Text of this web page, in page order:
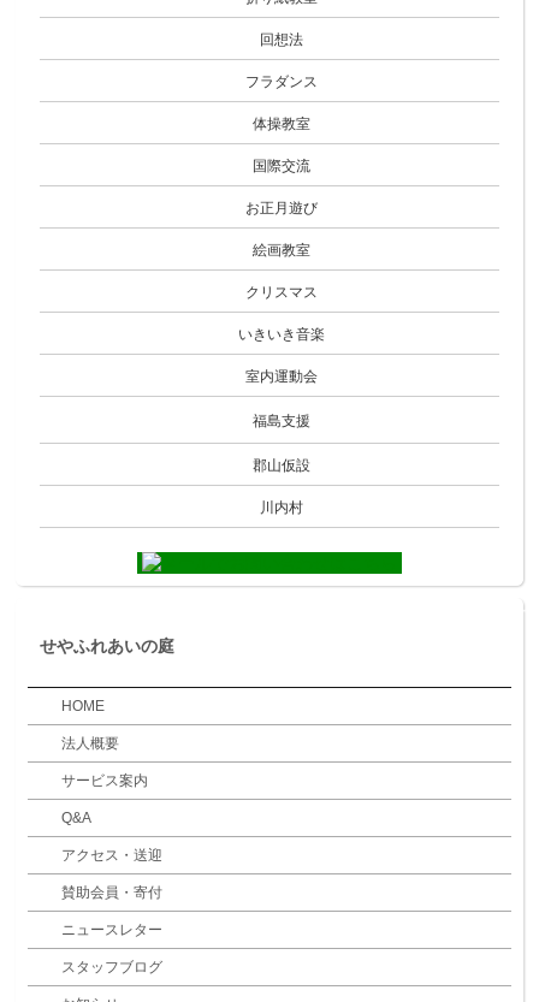
回想法
フラダンス
体操教室
国際交流
お正月遊び
絵画教室
クリスマス
いきいき音楽
室内運動会
福島支援
郡山仮設
川内村
せやふれあいの庭
HOME
法人概要
サービス案内
Q&A
アクセス・送迎
賛助会員・寄付
ニュースレター
スタッフブログ